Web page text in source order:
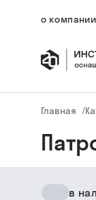
о компании
Главная /
в